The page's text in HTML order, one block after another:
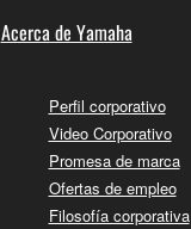
Acerca de Yamaha
Perfil corporativo
Video Corporativo
Promesa de marca
Ofertas de empleo
Filosofía corporativa